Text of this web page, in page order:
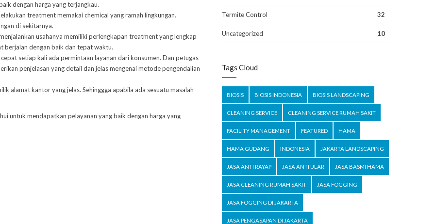
dengan harga yang terjangkau.
treatment memakai chemical yang ramah lingkungan.
di sekitarnya.
usahanya memiliki perlengkapan treatment yang lengkap
berjalan dengan baik dan tepat waktu.
setiap kali ada permintaan layanan dari konsumen. Dan petugas
penjelasan yang detail dan jelas mengenai metode pengendalian
alamat kantor yang jelas. Sehinggga apabila ada sesuatu masalah
untuk mendapatkan pelayanan yang baik dengan harga yang
Termite Control 32
Uncategorized 10
Tags Cloud
BIOSIS BIOSIS INDONESIA BIOSIS LANDSCAPING
CLEANING SERVICE CLEANING SERVICE RUMAH SAKIT
FACILITY MANAGEMENT FEATURED HAMA
HAMA GUDANG INDONESIA JAKARTA LANDSCAPING
JASA ANTI RAYAP JASA ANTI ULAR JASA BASMI HAMA
JASA CLEANING RUMAH SAKIT JASA FOGGING
JASA FOGGING DI JAKARTA
JASA PENGASAPAN DI JAKARTA